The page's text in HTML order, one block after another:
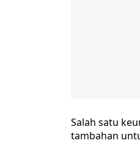
Salah satu
tambahan